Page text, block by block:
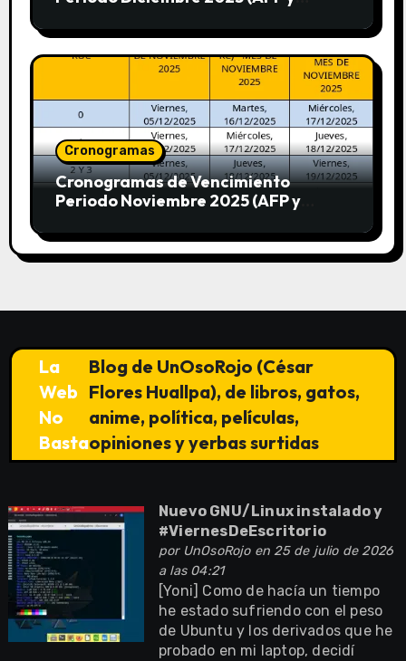
Cronogramas
Cronogramas de Vencimiento
Periodo Noviembre 2025 (AFP y
La
Web
No
Basta
Blog de UnOsoRojo (César
Flores Huallpa), de libros, gatos,
anime, política, películas,
opiniones y yerbas surtidas
Nuevo GNU/Linux instalado y
#ViernesDeEscritorio
por UnOsoRojoen 25 de julio de 2026
a las 04:21
[Yoni] Como de hacía un tiempo
he estado sufriendo con el peso
de Ubuntu y los derivados que he
probado en mi laptop, decidí